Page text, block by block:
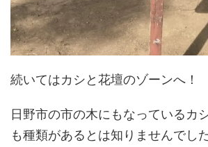
続いてはカシと花壇のゾーンへ！
日野市の市の木にもなっているカ
も種類があるとは知りませんでし